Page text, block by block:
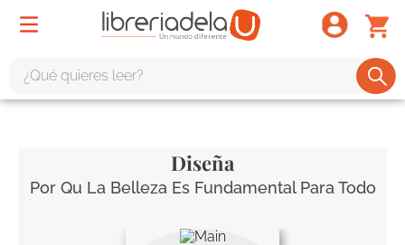
Diseña
Por Qu La Belleza Es Fundamental Para Todo
tote bag -